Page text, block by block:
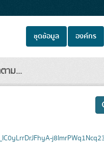
ชุดข้อมูล องค์กร
าม...